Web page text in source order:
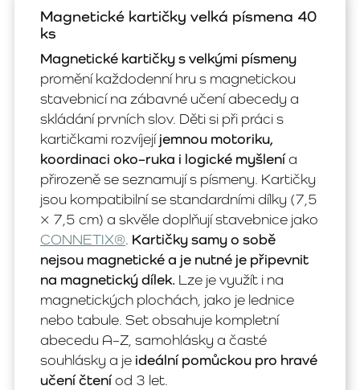
Magnetické kartičky velká písmena 40
ks
Magnetické kartičky s velkými písmeny
promění každodenní hru s magnetickou
stavebnicí na zábavné učení abecedy a
skládání prvních slov. Děti si při práci s
kartičkami rozvíjejíjemnou motoriku,
koordinaci oko–ruka i logické myšlenía
přirozeně se seznamují s písmeny. Kartičky
jsou kompatibilní se standardními dílky (7,5
× 7,5 cm) a skvěle doplňují stavebnice jako
CONNETIX®. Kartičky samy o sobě
nejsou magnetické a je nutné je připevnit
na magnetický dílek. Lze je využít i na
magnetických plochách, jako je lednice
nebo tabule. Set obsahuje kompletní
abecedu A–Z, samohlásky a časté
souhlásky a je ideální pomůckou pro hravé
učení čteníod 3 let.